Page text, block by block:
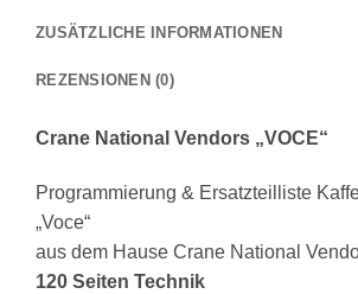
ZUSÄTZLICHE INFORMATIONEN
REZENSIONEN (0)
Crane National Vendors „VOCE“
Programmierung & Ersatzteilliste
„Voce“
aus dem Hause Crane National
120 Seiten Technik